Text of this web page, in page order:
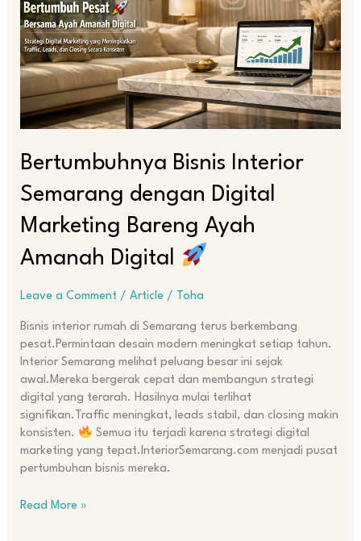
Bertumbuhnya Bisnis Interior
Semarang dengan Digital
Marketing Bareng Ayah
Amanah Digital
Leave a Comment / Article/ Toha
Bisnis interior rumah di Semarang terus berkembang
pesat.Permintaan desain modern meningkat setiap tahun.
Interior Semarang melihat peluang besar ini sejak
awal.Mereka bergerak cepat dan membangun strategi
digital yang terarah. Hasilnya mulai terlihat
signifikan.Traffic meningkat, leads stabil, dan closing makin
konsisten.
Semua itu terjadi karena strategi digital
marketing yang tepat.InteriorSemarang.com menjadi pusat
pertumbuhan bisnis mereka.
Digital
Marketing
Bareng
Ayah
Amanah
Digital
Read More »